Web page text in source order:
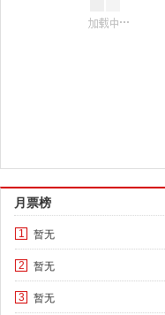
月票榜
1 暂无
2 暂无
3 暂无